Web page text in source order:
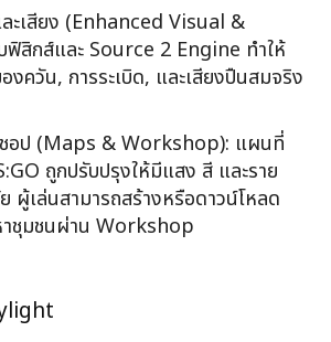
ะเสียง (Enhanced Visual &
ฟิสิกส์และ Source 2 Engine ทำให้
งควัน, การระเบิด, และเสียงปืนสมจริง
ชอป (Maps & Workshop): แผนที่
ถูกปรับปรุงให้มีแสง สี และราย
ผู้เล่นสามารถสร้างหรือดาวน์โหลด
ชุมชนผ่าน Workshop